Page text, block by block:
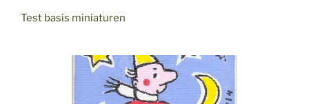
Test basis miniaturen